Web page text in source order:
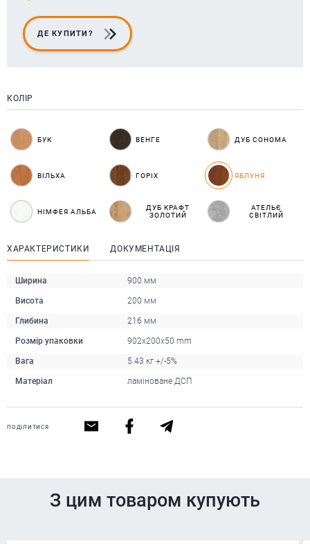
ДЕ КУПИТИ?
КОЛІР
БУК ВЕНГЕ ДУБ СОНОМА
ВІЛЬХА ГОРІХ ЯБЛУНЯ
НІМФЕЯ АЛЬБА
ДУБ КРАФТ
ЗОЛОТИЙ
АТЕЛЬЄ
СВІТЛИЙ
ХАРАКТЕРИСТИКИ ДОКУМЕНТАЦІЯ
Ширина 900 мм
Висота 200 мм
Глибина 216 мм
Розмір упаковки 902x200x50 mm
Вага 5.43 кг +/-5%
Матеріал ламіноване ДСП
ПОДІЛИТИСЯ
З цим товаром купують